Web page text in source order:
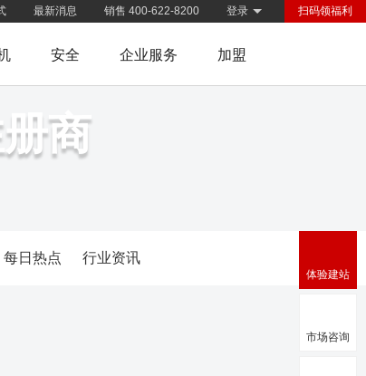
扫码领福利
登录
销售 400-622-8200
最新消息
安全 企业服务 加盟
商
每日热点 行业资讯
体验建站
市场咨询